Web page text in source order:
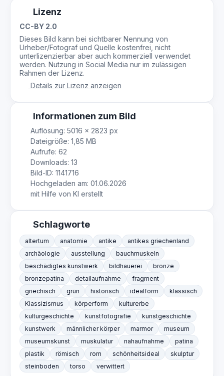
Lizenz
CC-BY 2.0
Dieses Bild kann bei sichtbarer Nennung von
Urheber/Fotograf und Quelle kostenfrei, nicht
unterlizenzierbar aber auch kommerziell verwendet
werden. Nutzung in Social Media nur im zulässigen
Rahmen der Lizenz.
Details zur Lizenz anzeigen
Informationen zum Bild
Auflösung: 5016 × 2823 px
Dateigröße: 1,85 MB
Aufrufe: 62
Downloads: 13
Bild-ID: 1141716
Hochgeladen am: 01.06.2026
mit Hilfe von KI erstellt
Schlagworte
altertum anatomie antike
antikes griechenland
archäologie
ausstellung
bauchmuskeln
beschädigtes kunstwerk
bildhauerei
bronze
bronzepatina
detailaufnahme
fragment
griechisch
grün historisch idealform
klassisch
Klassizismus
körperform
kulturerbe
kulturgeschichte
kunstfotografie
kunstgeschichte
kunstwerk
männlicher körper marmor
museum
museumskunst
muskulatur nahaufnahme
patina
plastik
römisch rom schönheitsideal
skulptur
steinboden
torso verwittert